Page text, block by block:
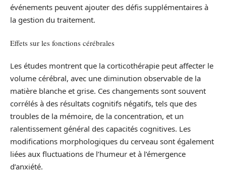
événements peuvent ajouter des défis supplémentaires à
la gestion du traitement.
Effets sur les fonctions cérébrales
Les études montrent que la corticothérapie peut affecter le
volume cérébral, avec une diminution observable de la
matière blanche et grise. Ces changements sont souvent
corrélés à des résultats cognitifs négatifs, tels que des
troubles de la mémoire, de la concentration, et un
ralentissement général des capacités cognitives. Les
modifications morphologiques du cerveau sont également
liées aux fluctuations de l’humeur et à l’émergence
d’anxiété.